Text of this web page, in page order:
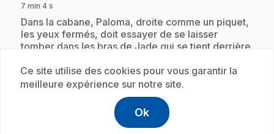
7 min 4 s
.Dans la cabane, Paloma, droite comme un piquet,
les yeux fermés, doit essayer de se laisser
tomber dans les bras de Jade qui se tient derrière
n'arrive pas à se laisser tomber.
Ce site utilise des cookies pour vous garantir la
meilleure expérience sur notre site.
Ok